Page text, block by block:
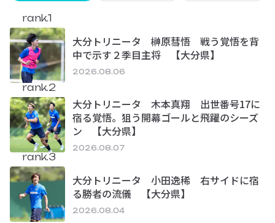
rank.1
大分トリニータ 榊原彗悟 戦う覚悟を背
中で示す２季目主将 【大分県】
2026.08.06
rank.2
大分トリニータ 木本真翔 出世番号17に
宿る覚悟。狙う開幕ゴールと飛躍のシーズ
ン 【大分県】
2026.08.07
rank.3
大分トリニータ 小田逸稀 右サイドに宿
る勝者の流儀 【大分県】
2026.08.04